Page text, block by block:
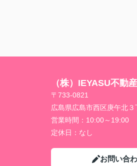
（株）IEYASU不動産
〒733-0821
広島県広島市西区庚午北３
営業時間： 10:00～19:00
定休日： なし
お問い合